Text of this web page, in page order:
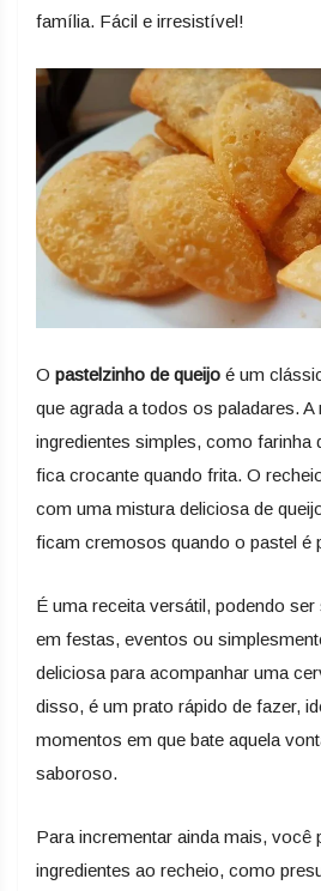
família. Fácil e irresistível!
O pastelzinho de queijo é um
que agrada a todos os paladares.
ingredientes simples, como farinha
fica crocante quando frita. O
com uma mistura deliciosa de
ficam cremosos quando o pastel é
É uma receita versátil, podendo
em festas, eventos ou
deliciosa para acompanhar uma
disso, é um prato rápido de fazer,
momentos em que bate aquela
saboroso.
Para incrementar ainda mais, você
ingredientes ao recheio, como